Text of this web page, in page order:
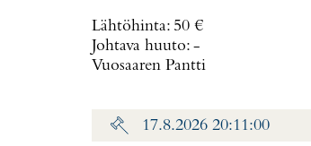
Lähtöhinta: 50 €
Johtava huuto: -
Vuosaaren Pantti
17.8.2026 20:11:00